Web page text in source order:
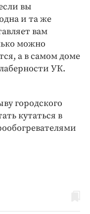
вы
и та же
вам
можно
а в самом доме
УК.
городского
кутаться в